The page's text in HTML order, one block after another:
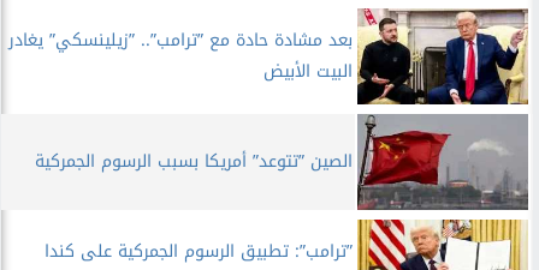
بعد مشادة حادة مع ”ترامب”.. ”زيلينسكي” يغادر
البيت الأبيض
الصين ”تتوعد” أمريكا بسبب الرسوم الجمركية
”ترامب”: تطبيق الرسوم الجمركية على كندا